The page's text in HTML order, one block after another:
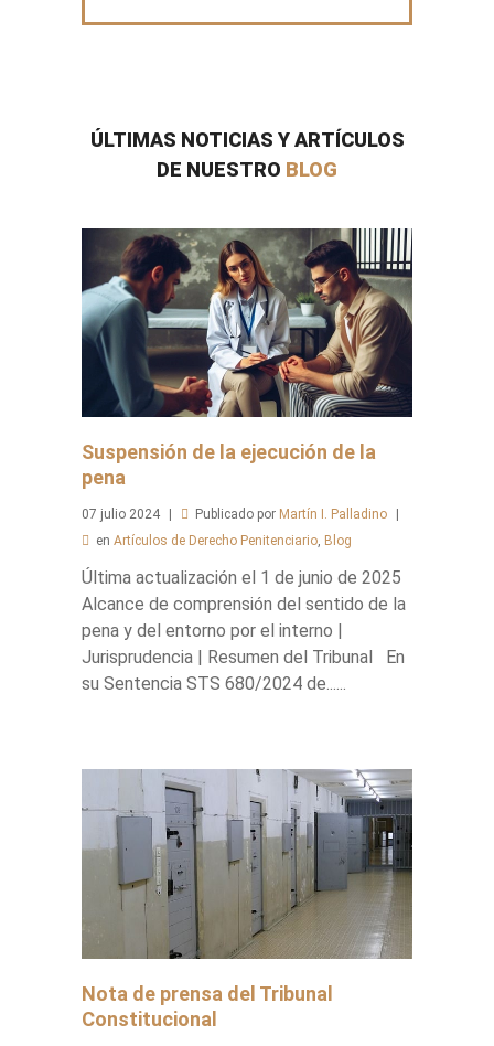
ÚLTIMAS NOTICIAS Y ARTÍCULOS
DE NUESTRO BLOG
Suspensión de la ejecución de la
pena
07 julio 2024 Publicado por Martín I. Palladino
en Artículos de Derecho Penitenciario, Blog
Última actualización el 1 de junio de 2025
Alcance de comprensión del sentido de la
pena y del entorno por el interno |
Jurisprudencia | Resumen del Tribunal En
su Sentencia STS 680/2024 de......
Nota de prensa del Tribunal
Constitucional